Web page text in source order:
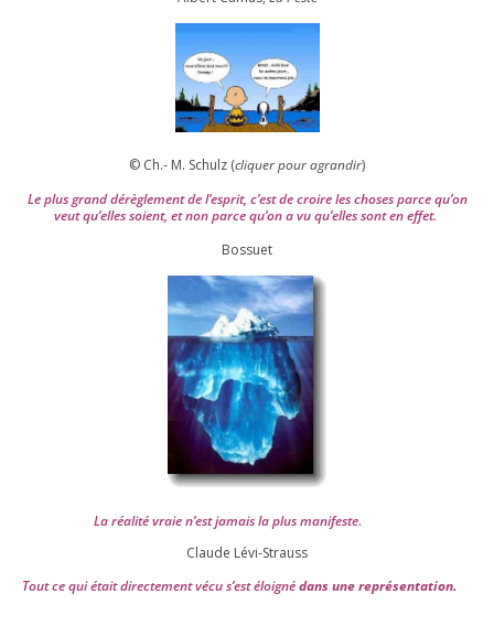
© Ch.- M. Schulz (cli­quer pour agran­dir)
Le plus grand dérè­gle­ment de l’es­prit, c’est de croire les choses parce qu’on
veut qu’elles soient, et non parce qu’on a vu qu’elles sont en effet.
Bossuet
La réa­lité vraie n’est jamais la plus mani­feste.
Claude Lévi-Strauss
Tout ce qui était direc­te­ment vécu s’est éloi­gnédans une repré­sen­ta­tion.